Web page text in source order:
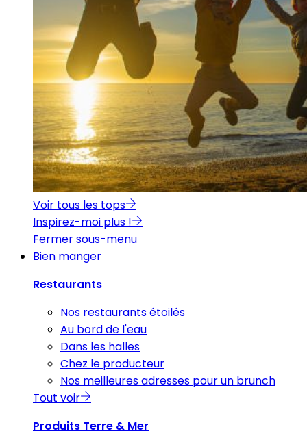
Voir tous les tops
Inspirez-moi plus !
Fermer sous-menu
Bien manger
Restaurants
Nos restaurants étoilés
Au bord de l'eau
Dans les halles
Chez le producteur
Nos meilleures adresses pour un brunch
Tout voir
Produits Terre & Mer